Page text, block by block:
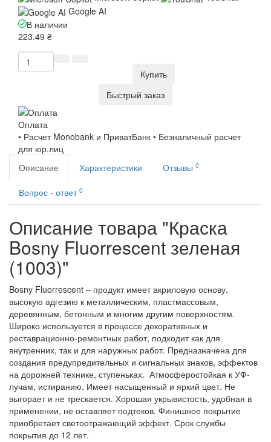
Google AI
В наличии
223.49 ₴
Купить
Быстрый заказ
Оплата
• Расчет Monobank и ПриватБанк • Безналичный расчет
для юр.лиц
Описание
Характеристики Отзывы 0
Вопрос - ответ 0
Описание товара "Краска
Bosny Fluorrescent зеленая
(1003)"
Bosny Fluorrescent – продукт имеет акриловую основу,
высокую адгезию к металлическим, пластмассовым,
деревянным, бетонным и многим другим поверхностям.
Широко используется в процессе декоративных и
реставрационно-ремонтных работ, подходит как для
внутренних, так и для наружных работ. Предназначена для
создания предупредительных и сигнальных знаков, эффектов
на дорожней технике, ступеньках. Атмосферостойкая к УФ-
лучам, истиранию. Имеет насыщенный и яркий цвет. Не
выгорает и не трескается. Хорошая укрывистость, удобная в
применении, не оставляет подтеков. Финишное покрытие
приобретает светоотражающий эффект. Срок службы
покрытия до 12 лет.